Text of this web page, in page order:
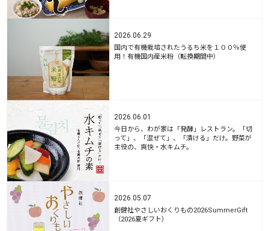
2026.06.29
国内で有機栽培されたうるち米を１００％使
用！有機国内産米粉（転換期間中）
2026.06.01
今日から、わが家は「発酵」レストラン。「切
って」、「混ぜて」、「漬ける」だけ。野菜が
主役の、爽快・水キムチ。
2026.05.07
創健社やさしいおくりもの2026SummerGift
（2026夏ギフト）